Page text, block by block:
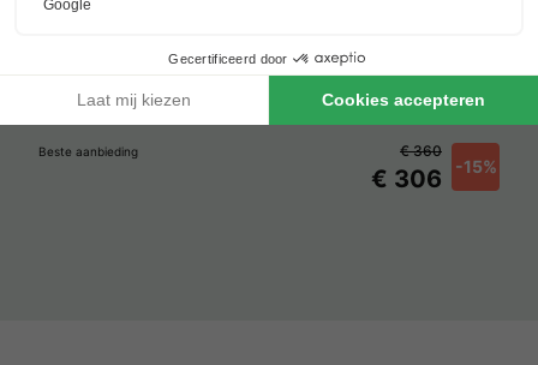
Center Parcs Les Hauts de Bruyères
Frankrijk-Centre-val de loire Chaumont sur tharonne
Beste aanbieding
€ 306 -15%
€ 360